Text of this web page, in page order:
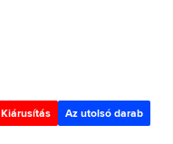
Kiárusítás Az utolsó darab